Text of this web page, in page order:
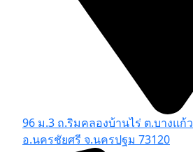
96 ม.3 ถ.ริมคลองบ้านไร่ ต.บางแก้ว
อ.นครชัยศรี จ.นครปฐม 73120